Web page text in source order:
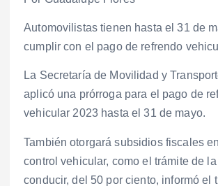
Automovilistas tienen hasta el 31 de
cumplir con el pago de refrendo
La Secretaría de Movilidad y
aplicó una prórroga para el pago de
vehicular 2023 hasta el 31 de mayo.
También otorgará subsidios fiscales
control vehicular, como el trámite de
conducir, del 50 por ciento, informó el